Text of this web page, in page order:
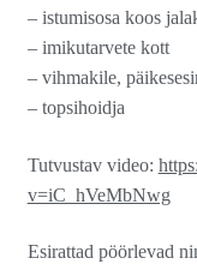
– istumisosa koos
– imikutarvete kott
– vihmakile,
– topsihoidja
Tutvustav video:
v=iC_hVeMbNwg
Esirattad pöörlevad